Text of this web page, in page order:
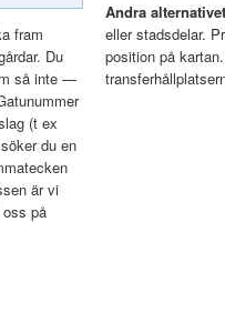
fram
Du
så inte —
(t ex
du en
är vi
på
Andra alternativet
eller stadsdelar.
position på